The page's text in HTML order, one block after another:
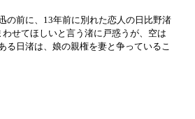
の前に、13年前に別れた恋人の日比野渚
せてほしいと言う渚に戸惑うが、空は
る日渚は、娘の親権を妻と争っているこ